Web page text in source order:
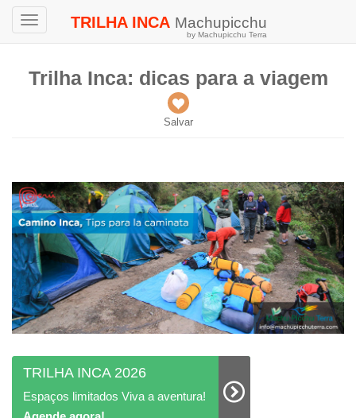
Toggle
TRILHA INCA Machupicchu
by Machupicchu Terra
Trilha Inca: dicas para a viagem
Salvar
TRILHA INCA 2026
Espaços limitados Viva a aventura!